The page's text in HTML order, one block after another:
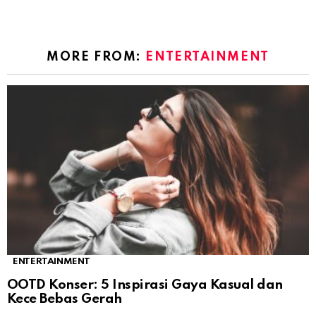
MORE FROM: ENTERTAINMENT
ENTERTAINMENT
OOTD Konser: 5 Inspirasi Gaya Kasual dan
Kece Bebas Gerah